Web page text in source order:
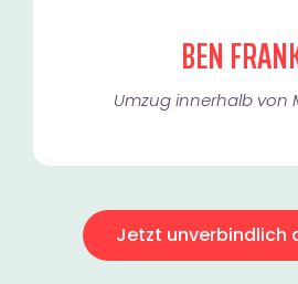
BEN
Umzug innerhalb von
Jetzt unverbindlich